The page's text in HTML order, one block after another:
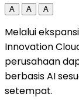
A A A
Melalui
Innovation
perusahaan
berbasis AI
setempat.